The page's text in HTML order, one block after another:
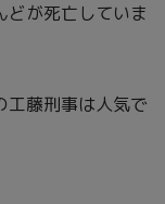
どが死亡していま
工藤刑事は人気で